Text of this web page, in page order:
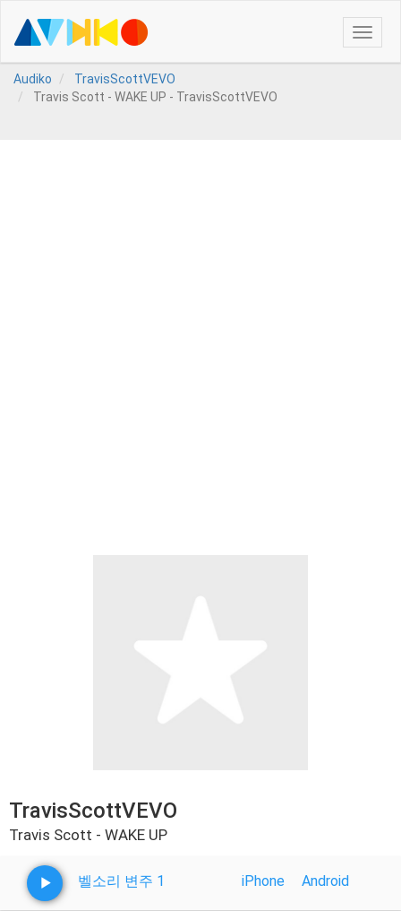
Toggle
Audiko
TravisScottVEVO
Travis Scott - WAKE UP - TravisScottVEVO
TravisScottVEVO
Travis Scott - WAKE UP
벨소리 변주 1 iPhone Android